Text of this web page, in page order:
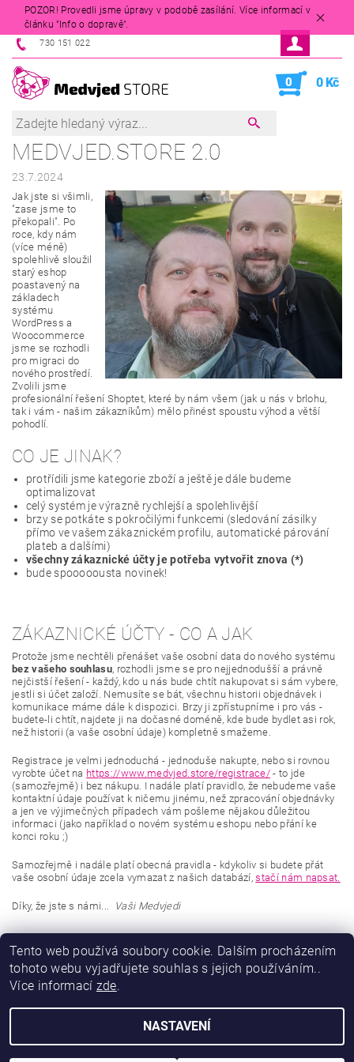
POZOR! Provedli jsme úpravy v podobě zasílání. Více informací v
článku "Info o dopravě".
730 151 022
0 0 Kč
MEDVJED.STORE 2.0
23.7.2024
Jak jste si všimli,
"zase jsme to
překopali". Po
roce, kdy nám
(více méně)
spolehlivě sloužil
starý eshop
poastavený na
základech
systému
WordPress a
Woocommerce
jsme se rozhodli
pro migraci do
nového prostředí.
Zvolili jsme
profesionální řešení Shoptet, které by nám všem (jak u nás v brlohu,
tak i vám - našim zákazníkům) mělo přinést spoustu výhod a větší
pohodlí.
CO JE JINAK?
protřídili jsme kategorie zboží a ještě je dále budeme
optimalizovat
celý systém je výrazně rychlejší a spolehlivější
brzy se potkáte s pokročilými funkcemi (sledování zásilky
přímo ve vašem zákaznickém profilu, automatické párování
plateb a dalšími)
všechny zákaznické účty je potřeba vytvořit znova (*)
bude spooooousta novinek!
ZÁKAZNICKÉ ÚČTY - CO A JAK
Protože jsme nechtěli přenášet vaše osobní data do nového systému
bez vašeho souhlasu, rozhodli jsme se pro nejjednodušší a právně
nejčistší řešení - každý, kdo u nás bude chtít nakupovat si sám vybere,
jestli si účet založí. Nemusíte se bát, všechnu historii objednávek i
komunikace máme dále k dispozici. Brzy ji zpřístupníme i pro vás -
budete-li chtít, najdete ji na dočasné doméně, kde bude bydlet asi rok,
než historii (a vaše osobní údaje) kompletně smažeme.
Registrace je velmi jednoduchá - jednoduše nakupte, nebo si rovnou
vyrobte účet na https://www.medvjed.store/registrace/- to jde
(samozřejmě) i bez nákupu. I nadále platí pravidlo, že nebudeme vaše
kontaktní údaje používat k ničemu jinému, než zpracování objednávky
a jen ve výjimečných případech vám pošleme nějakou důležitou
informaci (jako například o novém systému eshopu nebo přání ke
konci roku ;)
Samozřejmě i nadále platí obecná pravidla - kdykoliv si budete přát
vaše osobní údaje zcela vymazat z našich databází,stačí nám napsat.
Díky, že jste s námi... Vaši Medvjedi
PŘEDCHOZÍ ČLÁNEK
2026 © MEDVJED.store, všechna práva vyhrazena
Tento web používá soubory cookie. Dalším procházením
tohoto webu vyjadřujete souhlas s jejich používáním..
Více informací zde.
NASTAVENÍ